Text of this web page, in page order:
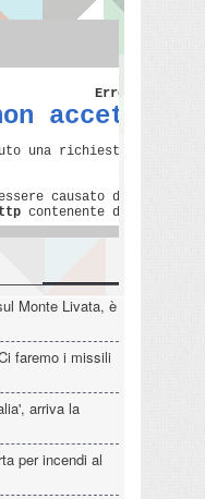
Monte Livata, è
faremo i missili
arriva la
per incendi al